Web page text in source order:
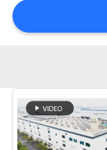
আমাদের
সাথে
করুন
খবর